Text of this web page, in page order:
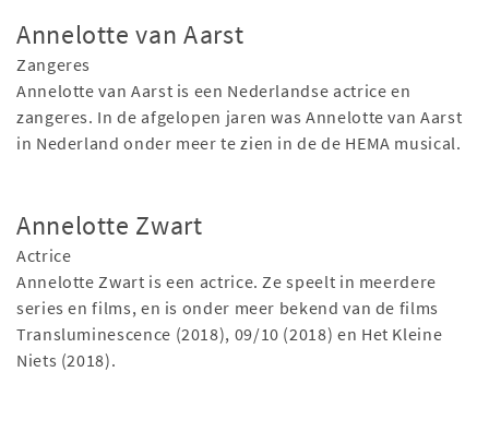
Annelotte van Aarst
Zangeres
Annelotte van Aarst is een Nederlandse actrice en
zangeres. In de afgelopen jaren was Annelotte van Aarst
in Nederland onder meer te zien in de de HEMA musical.
Annelotte Zwart
Actrice
Annelotte Zwart is een actrice. Ze speelt in meerdere
series en films, en is onder meer bekend van de films
Transluminescence (2018), 09/10 (2018) en Het Kleine
Niets (2018).